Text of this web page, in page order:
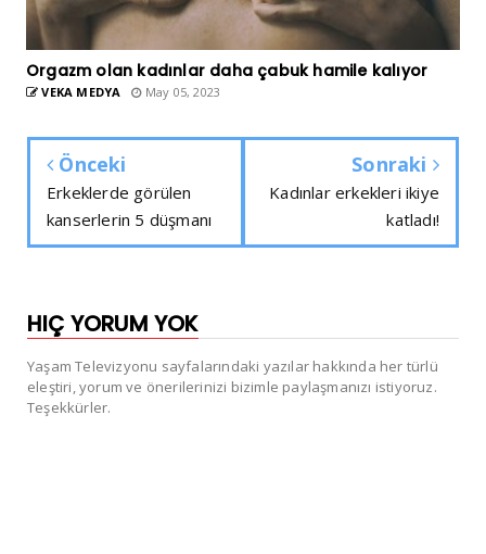
Orgazm olan kadınlar daha çabuk hamile kalıyor
VEKA MEDYA May 05, 2023
Önceki
Erkeklerde görülen
kanserlerin 5 düşmanı
Sonraki
Kadınlar erkekleri ikiye
katladı!
HIÇ YORUM YOK
Yaşam Televizyonu sayfalarındaki yazılar hakkında her türlü
eleştiri, yorum ve önerilerinizi bizimle paylaşmanızı istiyoruz.
Teşekkürler.